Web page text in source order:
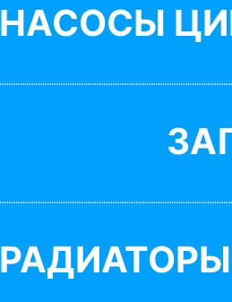
НАСОСЫ